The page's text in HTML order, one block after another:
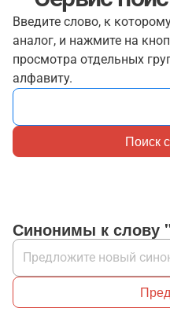
Введите слово, к
аналог, и нажмите на
просмотра отдельных
алфавиту.
Поиск
Синонимы к слову